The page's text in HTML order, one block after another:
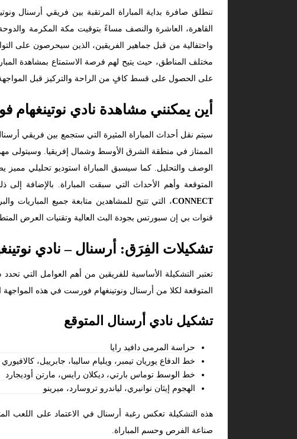
القاهرة، العاشرة والنصف مساءً بتوقيت مكة المكرمة
واحتفالية من قبل جماهير الفريقين، الذين سيحرصون على
مختلف المناطق، حيث يتيح لهم فرصة الاستمتاع بمشاهدة
على الحصول على قسط كافٍ من الراحة والتركيز قبل المواجهة
أين يمكنني مشاهدة نادي
سيتم نقل أحداث المباراة المثيرة التي ستجمع بين فريقي
الممتاز في منطقة الشرق الأوسط وشمال إفريقيا. وسيتولى
الوصف والتحليل. كما سيسبق المباراة استوديو تحليلي مميز
المتوقعة وأهم الأحداث التي سبقت المباراة. بالإضافة
CONNECT، التي تتيح للمشاهدين متابعة جميع المباريات
قنوات بي إن سبورتس بجودة البث العالية وتقنيات العرض
تشكيلات الفِرَق: أرسنال – نادي
تعتبر التشكيلة الأساسية للفريقين من أهم العوامل التي
المتوقعة لكلا من أرسنال ونوتينغهام فورست في هذه المواجهة
تشكيل نادي أرسنال المتوقع
حراسة المرمى دافيد رايا
خط الدفاع يوريان تيمبر، ويليام ساليبا، جابرييل، كالافيوري
خط الوسط توماس بارتي، ديكلان رايس، مارتن أوديجارد
الهجوم إيثان نوانيري، لياندرو تروسارد، ميرينو
هذه التشكيلة تعكس رغبة أرسنال في الاعتماد على اللعب
صناعة الفرص وحسم المباراة.